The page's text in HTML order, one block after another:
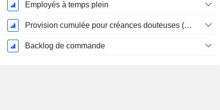
Employés à temps plein
Provision cumulée pour créances douteuses (Supple)
Backlog de commande